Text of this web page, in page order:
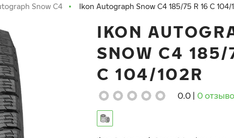
Snow C4 Ikon Autograph Snow C4 185/75 R 16 C 104/
IKON
SNOW C4 185/
C 104/102R
0.0 0